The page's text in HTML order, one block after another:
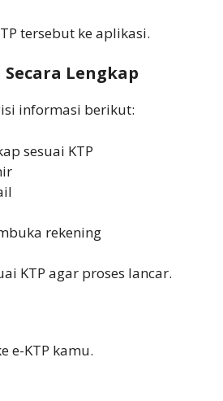
tersebut ke aplikasi.
Lengkap
informasi berikut:
sesuai KTP
rekening
KTP agar proses lancar.
e-KTP kamu.